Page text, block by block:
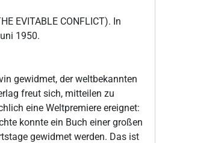
EVITABLE CONFLICT). In
1950.
gewidmet, der weltbekannten
freut sich, mitteilen zu
eine Weltpremiere ereignet:
konnte ein Buch einer großen
gewidmet werden. Das ist